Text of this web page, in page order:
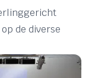
de diverse